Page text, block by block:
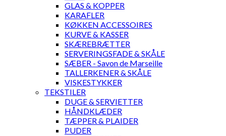
GLAS & KOPPER
KARAFLER
KØKKEN ACCESSOIRES
KURVE & KASSER
SKÆREBRÆTTER
SERVERINGSFADE & SKÅLE
SÆBER - Savon de Marseille
TALLERKENER & SKÅLE
VISKESTYKKER
TEKSTILER
DUGE & SERVIETTER
HÅNDKLÆDER
TÆPPER & PLAIDER
PUDER